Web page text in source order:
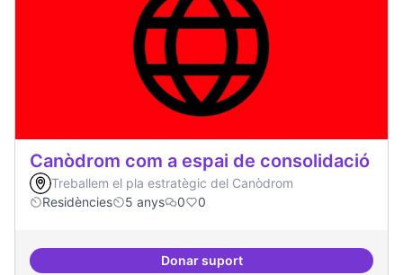
Canòdrom com a espai de consolidació
Treballem el pla estratègic del Canòdrom
Residències
5 anys 0 0
Donar suportCanòdrom com a espai de